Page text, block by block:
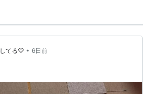
てる♡ • 6日前